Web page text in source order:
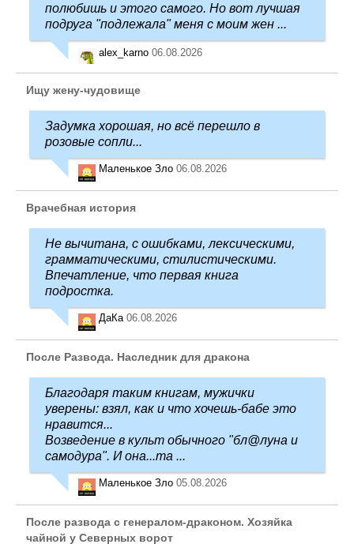
полюбишь и этого самого. Но вот лучшая
подруга "подлежала" меня с моим жен ...
alex_karno 06.08.2026
Ищу жену-чудовище
Задумка хорошая, но всё перешло в
розовые сопли...
Маленькое Зло 06.08.2026
Врачебная история
Не вычитана, с ошибками, лексическими,
грамматическими, стилистическими.
Впечатление, что первая книга
подростка.
ДаКа 06.08.2026
После Развода. Наследник для дракона
Благодаря таким книгам, мужички
уверены: взял, как и что хочешь-бабе это
нравится...
Возведение в культ обычного "бл@луна и
самодура". И она...та ...
Маленькое Зло 05.08.2026
После развода с генералом-драконом. Хозяйка
чайной у Северных ворот